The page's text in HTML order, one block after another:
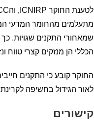
מתעלמים מהחומר המדעי
שמאחורי התקנים שגויות.
הכללי הן מנזקים קצרי טווח
החוקר קובע כי התקנים
לאור הגידול בחשיפה
קישורים